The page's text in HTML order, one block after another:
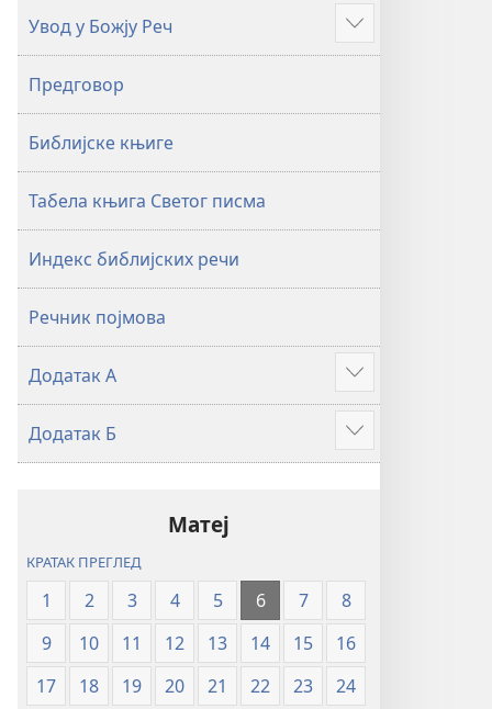
свет
издање
из
2019)
свет
издање
из
2019)
Увод у Божју Реч Више
Предговор
Библијске књиге
Табела књига Светог писма
Индекс библијских речи
Речник појмова
Додатак А Више
Додатак Б Више
Матеј
КРАТАК ПРЕГЛЕД
1 2 3 4 5 6 7
8
9
10 11 12 13 14 15
16
17
18 19 20 21 22 23
24